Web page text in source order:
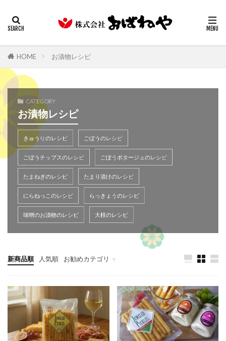
HOME お漬物レシピ
CATEGORY
お漬物レシピ
きゅうりのレシピ ごぼうのレシピ
ごぼうチップスのレシピ ごぼうポタージュのレシピ
たまねぎのレシピ たまり漬けのレシピ
にらねっこのレシピ らっきょうのレシピ
味噌のお漬物のレシピ 大根のレシピ
新商品順 人気順 お勧めカテゴリ
お漬物
ヘルシーフード他
カテゴリー